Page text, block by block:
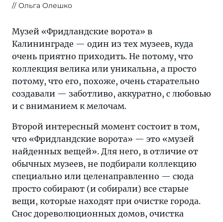
Ольга Олешко
Музей «Фридландские ворота» в
Калининграде — один из тех музеев, куда
очень приятно приходить. Не потому, что
коллекция велика или уникальна, а просто
потому, что его, похоже, очень старательно
создавали — заботливо, аккуратно, с любовью
и с вниманием к мелочам.
Второй интересный момент состоит в том,
что «Фридландские ворота» — это «музей
найденных вещей». Для него, в отличие от
обычных музеев, не подбирали коллекцию
специально или целенаправленно — сюда
просто собирают (и собирали) все старые
вещи, которые находят при очистке города.
Снос дореволюционных домов, очистка